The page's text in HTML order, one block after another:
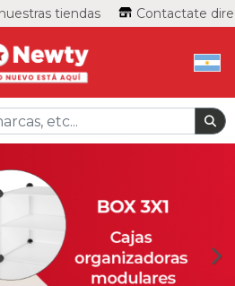
tiendas Contactate